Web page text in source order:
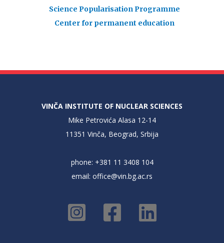
Science Popularisation Programme
Center for permanent education
VINČA INSTITUTE OF NUCLEAR SCIENCES
Mike Petrovića Alasa 12-14
11351 Vinča, Beograd, Srbija
phone: +381 11 3408 104
email: office@vin.bg.ac.rs